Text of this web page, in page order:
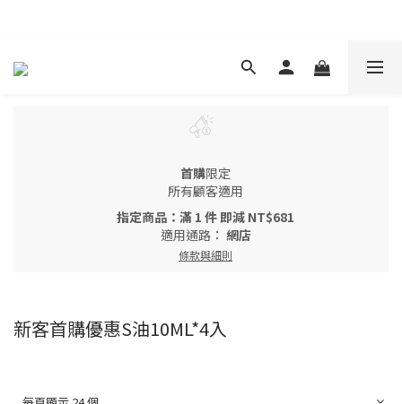
首購限定
所有顧客適用
指定商品：滿 1 件 即減 NT$681
適用通路： 網店
條款與細則
新客首購優惠S油10ML*4入